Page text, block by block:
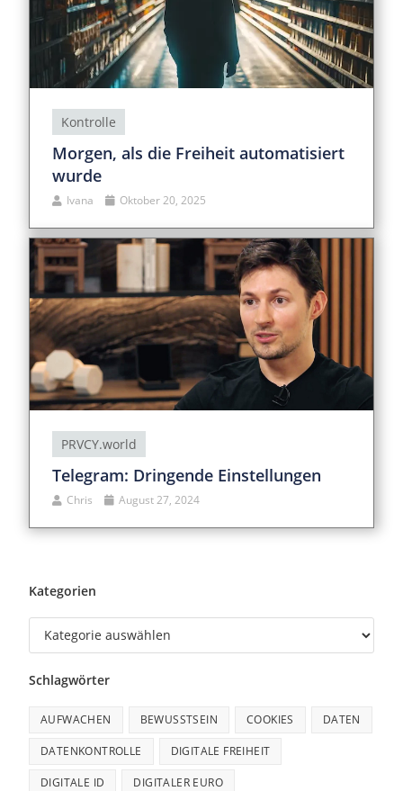
Kontrolle
Morgen, als die Freiheit automatisiert
wurde
Ivana Oktober 20, 2025
PRVCY.world
Telegram: Dringende Einstellungen
Chris August 27, 2024
Kategorien
Schlagwörter
AUFWACHEN BEWUSSTSEIN COOKIES DATEN
DATENKONTROLLE DIGITALE FREIHEIT
DIGITALE ID DIGITALER EURO